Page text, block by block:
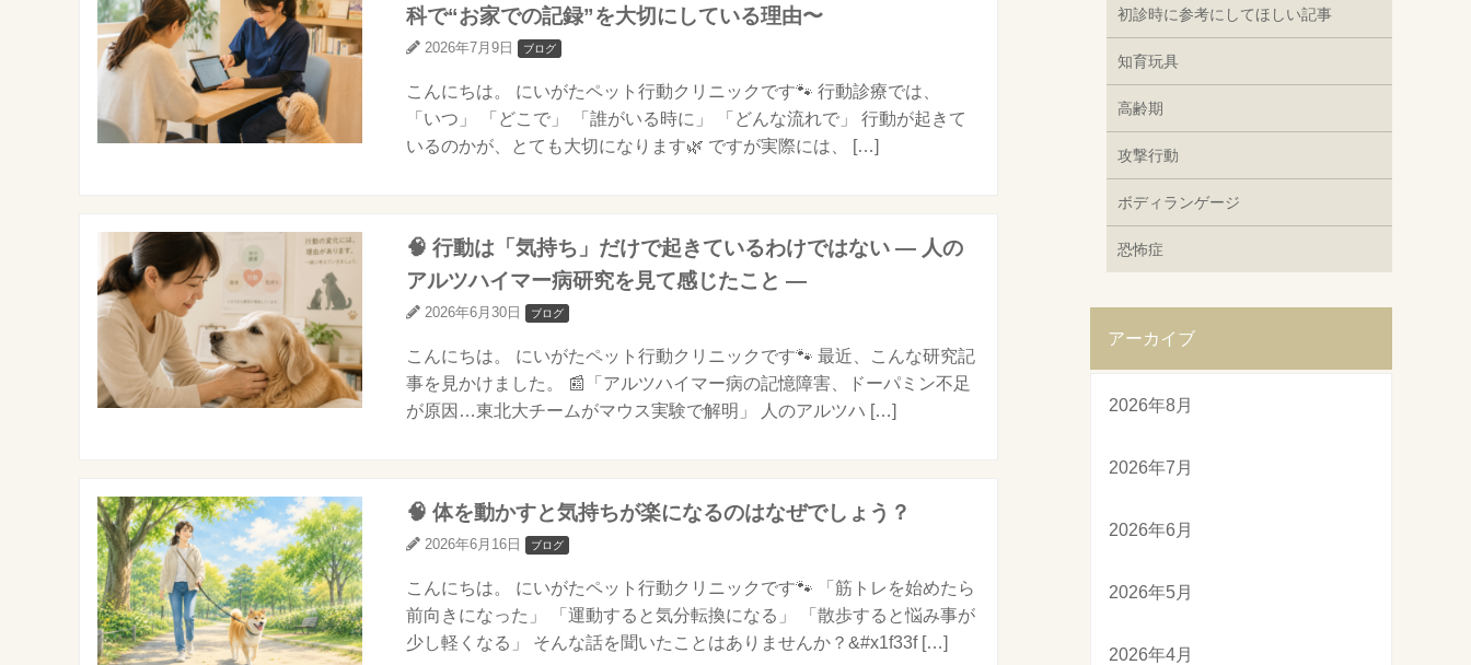
科で“お家での記録”を大切にしている理由〜
2026年7月9日 ブログ
こんにちは。 にいがたペット行動クリニックです🐾 行動診療では、
「いつ」 「どこで」 「誰がいる時に」 「どんな流れで」 行動が起きて
いるのかが、とても大切になります🌿 ですが実際には、 […]
🧠 行動は「気持ち」だけで起きているわけではない ― 人の
アルツハイマー病研究を見て感じたこと ―
2026年6月30日 ブログ
こんにちは。 にいがたペット行動クリニックです🐾 最近、こんな研究記
事を見かけました。 📰「アルツハイマー病の記憶障害、ドーパミン不足
が原因…東北大チームがマウス実験で解明」 人のアルツハ […]
🧠 体を動かすと気持ちが楽になるのはなぜでしょう？
2026年6月16日 ブログ
こんにちは。 にいがたペット行動クリニックです🐾 「筋トレを始めたら
前向きになった」 「運動すると気分転換になる」 「散歩すると悩み事が
少し軽くなる」 そんな話を聞いたことはありませんか？&#x1f33f […]
初診時に参考にしてほしい記事
知育玩具
高齢期
攻撃行動
ボディランゲージ
恐怖症
アーカイブ
2026年8月
2026年7月
2026年6月
2026年5月
2026年4月